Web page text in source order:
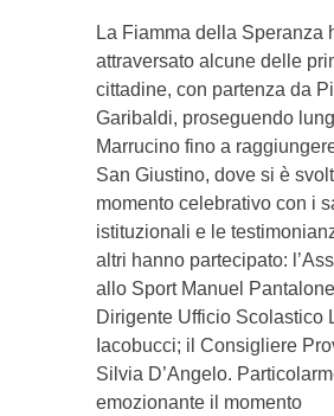
La Fiamma della Speranza
attraversato alcune delle
cittadine, con partenza da
Garibaldi, proseguendo
Marrucino fino a
San Giustino, dove si è
momento celebrativo con i
istituzionali e le
altri hanno partecipato:
allo Sport Manuel
Dirigente Ufficio Scolastico
Iacobucci; il Consigliere
Silvia D’Angelo.
emozionante il momento